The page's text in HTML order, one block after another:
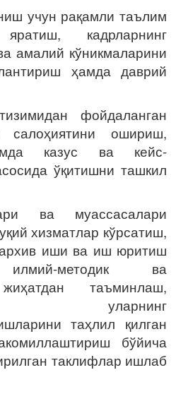
учун рақамли таълим
кадрларнинг
амалий кўникмаларини
ҳамда даврий
фойдаланган
салоҳиятини ошириш,
казус ва кейс-
ўқитишни ташкил
ва муассасалари
хизматлар кўрсатиш,
архив иши ва иш юритиш
методик ва
таъминлаш,
уларнинг
таҳлил қилган
бўйича
таклифлар ишлаб